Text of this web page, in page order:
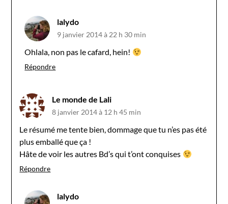
lalydo
9 janvier 2014 à 22 h 30 min
Ohlala, non pas le cafard, hein!
Répondre
Le monde de Lali
8 janvier 2014 à 12 h 45 min
Le résumé me tente bien, dommage que tu n’es pas été
plus emballé que ça !
Hâte de voir les autres Bd’s qui t’ont conquises
Répondre
lalydo